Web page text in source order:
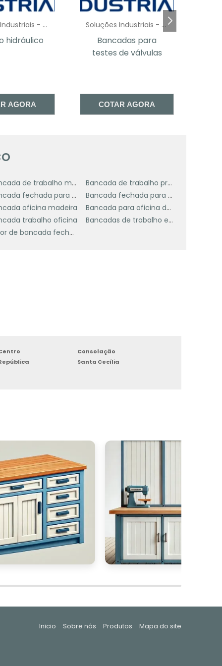
Soluções Industriais - AC
para
AGORA
Soluções Industriais - AC
Bancada de Inox
Cozinha Industrial
COTAR AGORA
Bancada de trabalho multiuso
Bancada de trabalho profissional
Bancada fechada para ferramenta
Bancada fechada para oficina
oficina madeira
Bancada para oficina de madeira
trabalho oficina
Bancadas de trabalho em madeira
Valor de bancada fechada
Consolação
Santa Cecília
Inicio Sobre nós Produtos Mapa do site